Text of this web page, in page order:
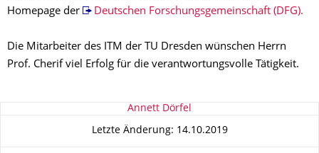
Homepage der
Deutschen Forschungsgemeinschaft (DFG).
Die Mitarbeiter des ITM der TU Dresden wünschen Herrn
Prof. Cherif viel Erfolg für die verantwortungsvolle Tätigkeit.
Zu dieser Seite Annett Dörfel
Letzte Änderung: 14.10.2019